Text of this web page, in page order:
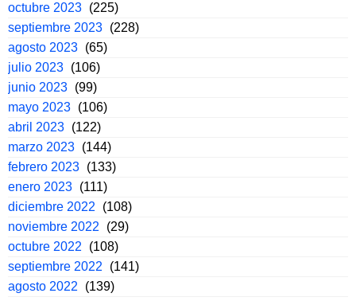
octubre 2023 (225)
septiembre 2023 (228)
agosto 2023 (65)
julio 2023 (106)
junio 2023 (99)
mayo 2023 (106)
abril 2023 (122)
marzo 2023 (144)
febrero 2023 (133)
enero 2023 (111)
diciembre 2022
(108)
noviembre 2022
(29)
octubre 2022
(108)
septiembre 2022
(141)
agosto 2022
(139)